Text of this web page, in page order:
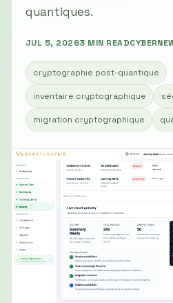
quantiques.
JUL 5, 20263 MIN READ
cryptographie post-quantique
inventaire cryptographique
migration cryptographique